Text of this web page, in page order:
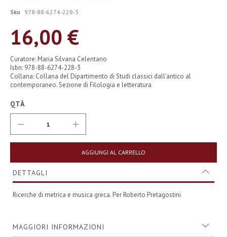
di
Sku 978-88-6274-228-3
16,00 €
Curatore: Maria Silvana Celentano
Isbn: 978-88-6274-228-3
Collana: Collana del Dipartimento di Studi classici dall'antico al
contemporaneo. Sezione di Filologia e letteratura
QTÀ
AGGIUNGI AL CARRELLO
DETTAGLI
Ricerche di metrica e musica greca. Per Roberto Pretagostini
MAGGIORI INFORMAZIONI